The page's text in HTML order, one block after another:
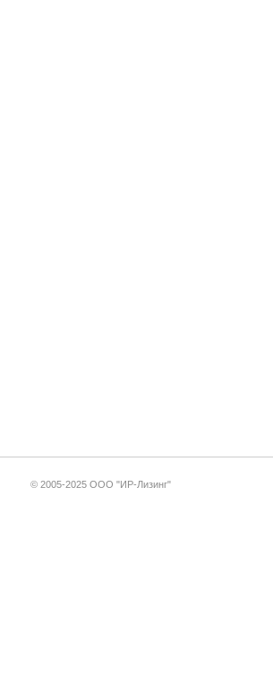
© 2005-2025 ООО "ИР-Лизинг"